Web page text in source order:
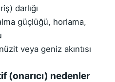
darlığı
güçlüğü, horlama,
veya geniz akıntısı
(onarıcı) nedenler